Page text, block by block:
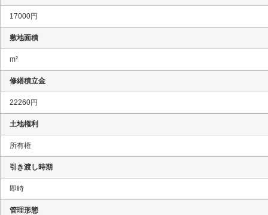
17000円
敷地面積
m²
修繕積立金
22260円
土地権利
所有権
引き渡し時期
即時
管理形態